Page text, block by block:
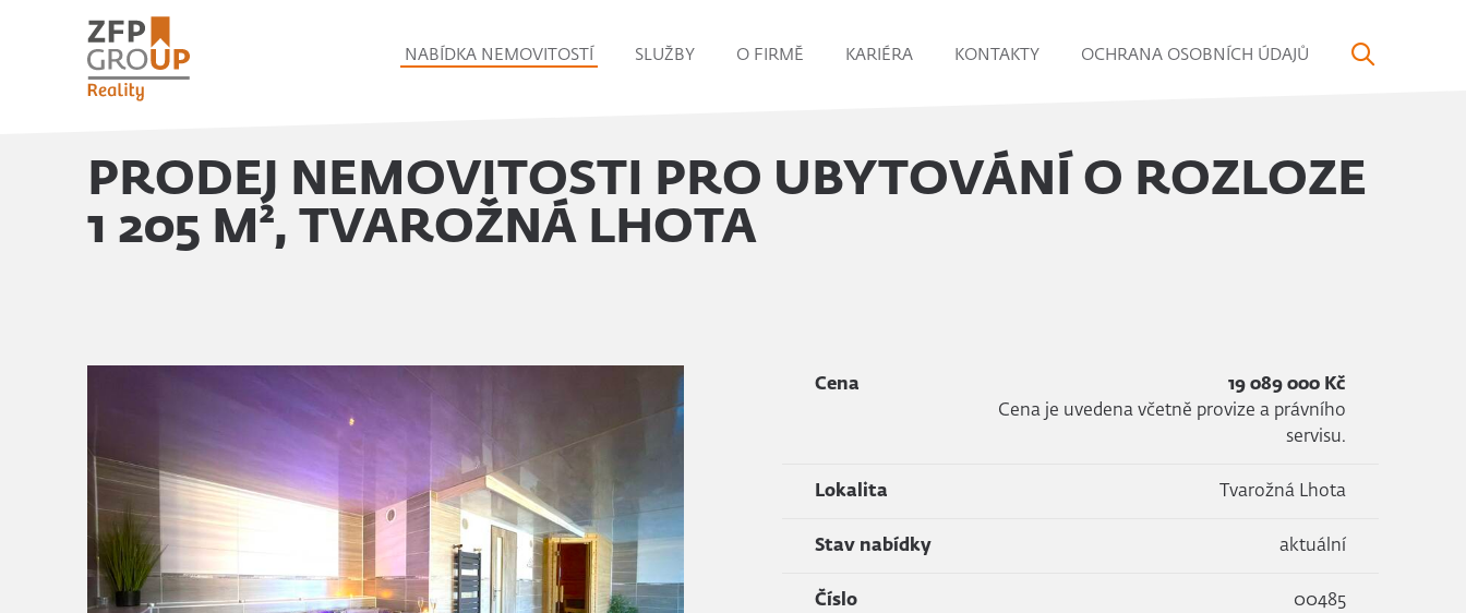
NABÍDKA NEMOVITOSTÍ SLUŽBY O FIRMĚ KARIÉRA KONTAKTY OCHRANA OSOBNÍCH ÚDAJŮ
PRODEJ NEMOVITOSTI PRO UBYTOVÁNÍ O ROZLOZE
1 205 M², TVAROŽNÁ LHOTA
Cena
19 089 000 Kč
Cena je uvedena včetně provize a právního
servisu.
Lokalita Tvarožná Lhota
Stav nabídky aktuální
Číslo 00485